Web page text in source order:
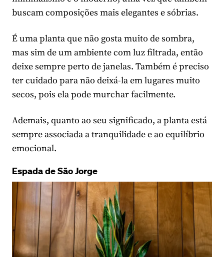
buscam composições mais elegantes e sóbrias.
É uma planta que não gosta muito de sombra,
mas sim de um ambiente com luz filtrada, então
deixe sempre perto de janelas. Também é preciso
ter cuidado para não deixá-la em lugares muito
secos, pois ela pode murchar facilmente.
Ademais, quanto ao seu significado, a planta está
sempre associada a tranquilidade e ao equilíbrio
emocional.
Espada de São Jorge